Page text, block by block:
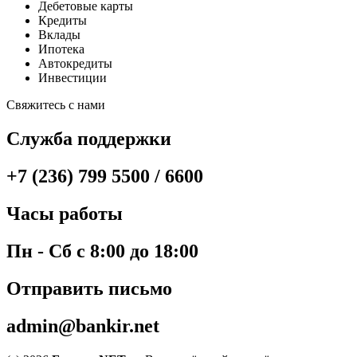
Дебетовые карты
Кредиты
Вклады
Ипотека
Автокредиты
Инвестиции
Свяжитесь с нами
Служба поддержки
+7 (236) 799 5500 / 6600
Часы работы
Пн - Сб с 8:00 до 18:00
Отправить письмо
admin@bankir.net